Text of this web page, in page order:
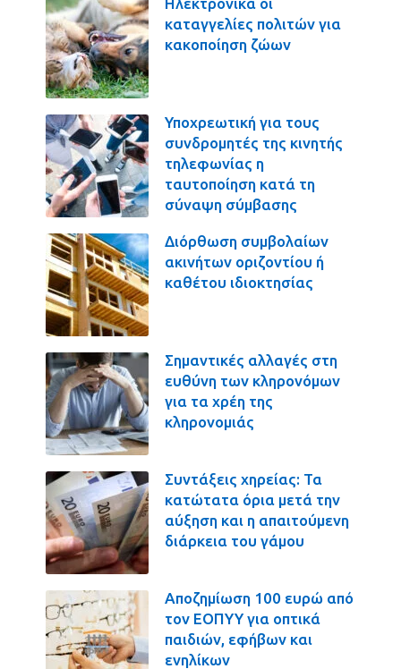
καταγγελίες πολιτών για
κακοποίηση ζώων
Υποχρεωτική για τους
συνδρομητές της κινητής
τηλεφωνίας η
ταυτοποίηση κατά τη
σύναψη σύμβασης
Διόρθωση συμβολαίων
ακινήτων οριζοντίου ή
καθέτου ιδιοκτησίας
Σημαντικές αλλαγές στη
ευθύνη των κληρονόμων
για τα χρέη της
κληρονομιάς
Συντάξεις χηρείας: Τα
κατώτατα όρια μετά την
αύξηση και η απαιτούμενη
διάρκεια του γάμου
Αποζημίωση 100 ευρώ από
τον ΕΟΠΥΥ για οπτικά
παιδιών, εφήβων και
ενηλίκων